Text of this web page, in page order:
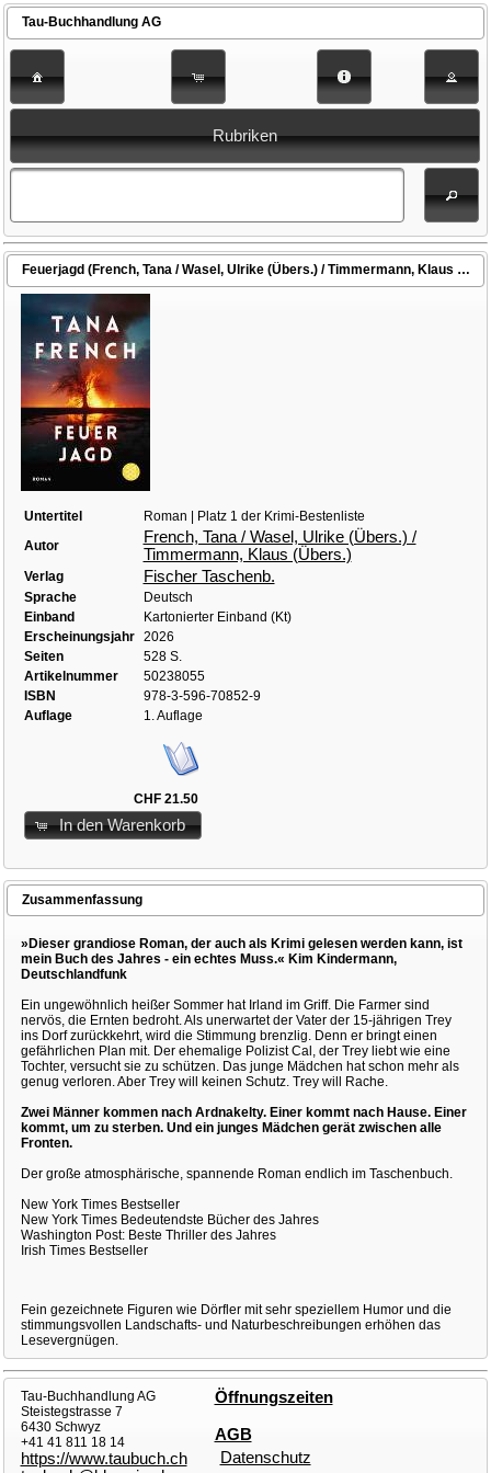
Tau-Buchhandlung AG
Rubriken
Feuerjagd (French, Tana / Wasel, Ulrike (Übers.) / Timmermann, Klaus (Übers.))
Untertitel
Roman | Platz 1 der Krimi-Bestenliste
Autor
French, Tana / Wasel, Ulrike (Übers.) /
Timmermann, Klaus (Übers.)
Verlag Fischer Taschenb.
Sprache
Deutsch
Einband
Kartonierter Einband (Kt)
Erscheinungsjahr
2026
Seiten
528 S.
Artikelnummer
50238055
ISBN
978-3-596-70852-9
Auflage
1. Auflage
CHF 21.50
In den Warenkorb
Zusammenfassung
»Dieser grandiose Roman, der auch als Krimi gelesen werden kann, ist
mein Buch des Jahres - ein echtes Muss.« Kim Kindermann,
Deutschlandfunk
Ein ungewöhnlich heißer Sommer hat Irland im Griff. Die Farmer sind
nervös, die Ernten bedroht. Als unerwartet der Vater der 15-jährigen Trey
ins Dorf zurückkehrt, wird die Stimmung brenzlig. Denn er bringt einen
gefährlichen Plan mit. Der ehemalige Polizist Cal, der Trey liebt wie eine
Tochter, versucht sie zu schützen. Das junge Mädchen hat schon mehr als
genug verloren. Aber Trey will keinen Schutz. Trey will Rache.
Zwei Männer kommen nach Ardnakelty. Einer kommt nach Hause. Einer
kommt, um zu sterben. Und ein junges Mädchen gerät zwischen alle
Fronten.
Der große atmosphärische, spannende Roman endlich im Taschenbuch.
New York Times Bestseller
New York Times Bedeutendste Bücher des Jahres
Washington Post: Beste Thriller des Jahres
Irish Times Bestseller
Fein gezeichnete Figuren wie Dörfler mit sehr speziellem Humor und die
stimmungsvollen Landschafts- und Naturbeschreibungen erhöhen das
Lesevergnügen.
Tau-Buchhandlung AG
Steistegstrasse 7
6430 Schwyz
+41 41 811 18 14
https://www.taubuch.ch
Öffnungszeiten
AGB
Datenschutz